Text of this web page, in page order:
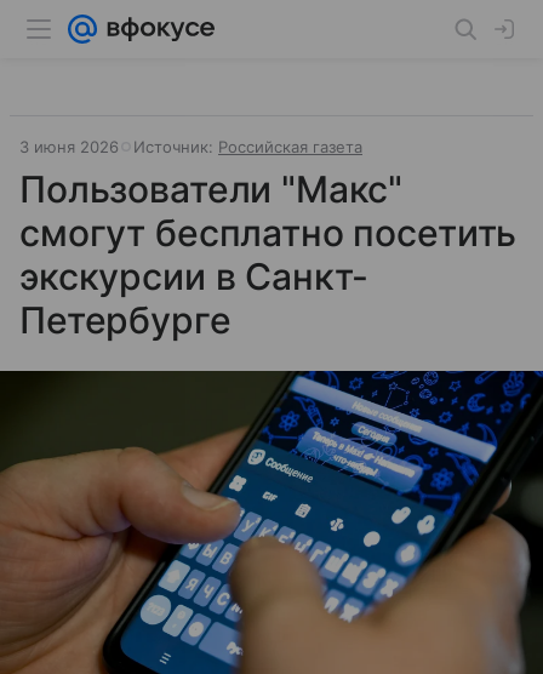
3 июня 2026 Источник: Российская газета
Пользователи "Макс"
смогут бесплатно посетить
экскурсии в Санкт-
Петербурге